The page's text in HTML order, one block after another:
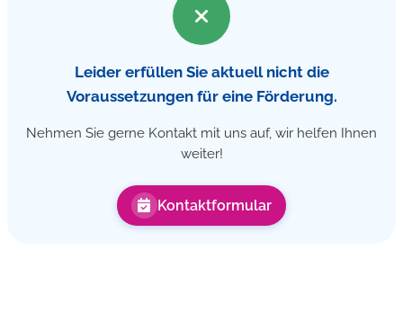
Leider erfüllen Sie aktuell nicht die
Voraussetzungen für eine Förderung.
Nehmen Sie gerne Kontakt mit uns auf, wir helfen Ihnen
weiter!
Kontaktformular